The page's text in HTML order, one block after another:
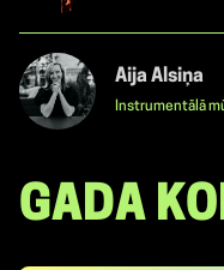
Aija Alsiņa
Instrumentālā
GADA